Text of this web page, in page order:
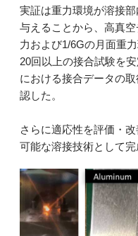
実証は重力環境が溶接
与えることから、高真
力および1/6Gの月面重
20回以上の接合試験を
における接合データの
認した。
さらに適応性を評価・
可能な溶接技術として完